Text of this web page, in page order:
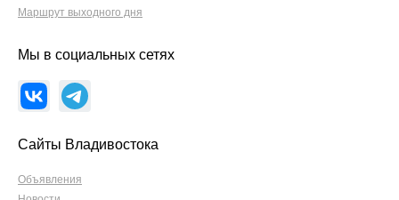
Маршрут выходного дня
Мы в социальных сетях
Сайты Владивостока
Объявления